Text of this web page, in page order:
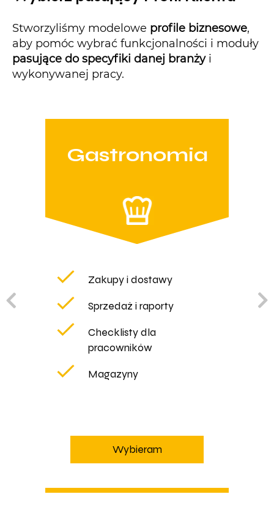
Stworzyliśmy modelowe profile biznesowe,
aby pomóc wybrać funkcjonalności i moduły
pasujące do specyfiki danej branżyi
wykonywanej pracy.
Gastronomia
Zakupy i dostawy
Sprzedaż i raporty
Checklisty dla
pracowników
Magazyny
Wybieram